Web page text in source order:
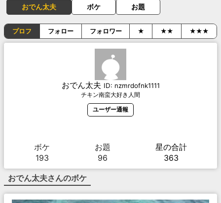
おでん太夫 ボケ お題
プロフ フォロー フォロワー ★ ★★ ★★★
おでん太夫 ID: nzmrdofnk1111
チキン南蛮大好き人間
ユーザー通報
ボケ
193
お題
96
星の合計
363
おでん太夫さんのボケ